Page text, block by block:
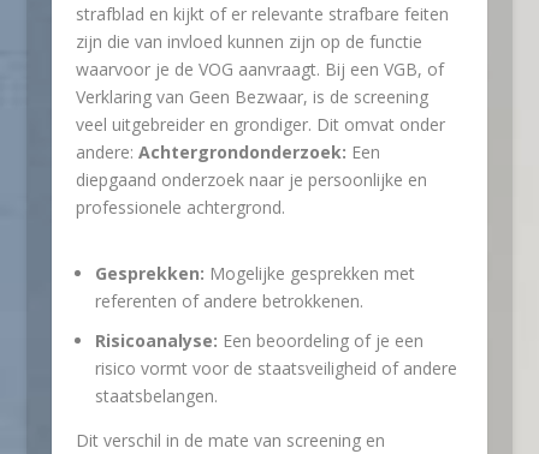
strafblad en kijkt of er relevante strafbare feiten
zijn die van invloed kunnen zijn op de functie
waarvoor je de VOG aanvraagt. Bij een VGB, of
Verklaring van Geen Bezwaar, is de screening
veel uitgebreider en grondiger. Dit omvat onder
andere: Achtergrondonderzoek: Een
diepgaand onderzoek naar je persoonlijke en
professionele achtergrond.
Gesprekken: Mogelijke gesprekken met
referenten of andere betrokkenen.
Risicoanalyse: Een beoordeling of je een
risico vormt voor de staatsveiligheid of andere
staatsbelangen.
Dit verschil in de mate van screening en